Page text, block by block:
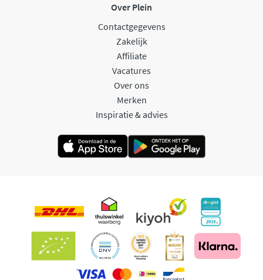
Over Plein
Contactgegevens
Zakelijk
Affiliate
Vacatures
Over ons
Merken
Inspiratie & advies